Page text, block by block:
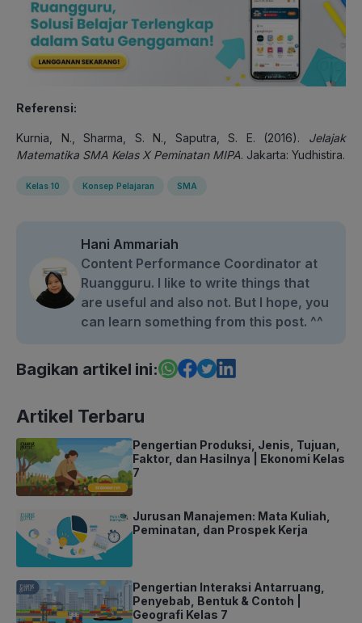
Referensi:
Kurnia, N., Sharma, S. N., Saputra, S. E. (2016). Jelajak
Matematika SMA Kelas X Peminatan MIPA. Jakarta: Yudhistira.
Kelas 10 Konsep Pelajaran SMA
Hani Ammariah
Content Performance Coordinator at
Ruangguru. I like to write things that
are useful and also not. But I hope, you
can learn something from this post. ^^
Bagikan artikel ini:
Artikel Terbaru
Pengertian Produksi, Jenis, Tujuan,
Faktor, dan Hasilnya | Ekonomi Kelas
7
Jurusan Manajemen: Mata Kuliah,
Peminatan, dan Prospek Kerja
Pengertian Interaksi Antarruang,
Penyebab, Bentuk & Contoh |
Geografi Kelas 7